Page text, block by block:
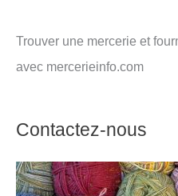
Trouver une mercerie et
avec mercerieinfo.com
Contactez-nous